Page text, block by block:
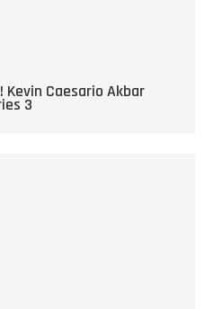
Caesario Akbar
3